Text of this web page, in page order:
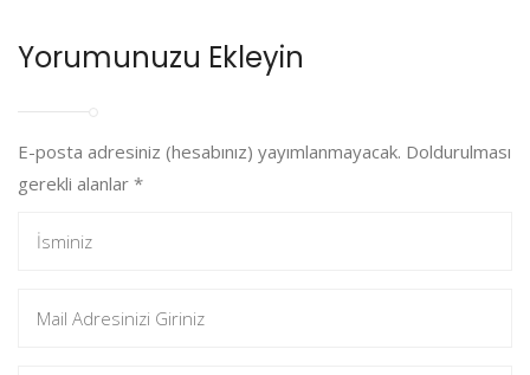
Yorumunuzu Ekleyin
E-posta adresiniz (hesabınız) yayımlanmayacak. Doldurulması
gerekli alanlar *